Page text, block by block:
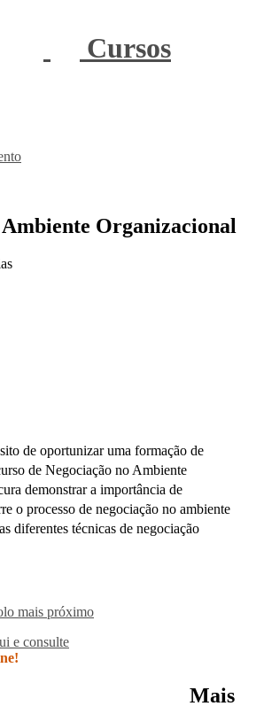
Cursos
Ambiente Organizacional
de oportunizar uma formação de
de Negociação no Ambiente
demonstrar a importância de
o processo de negociação no ambiente
diferentes técnicas de negociação
mais próximo
e consulte
Mais